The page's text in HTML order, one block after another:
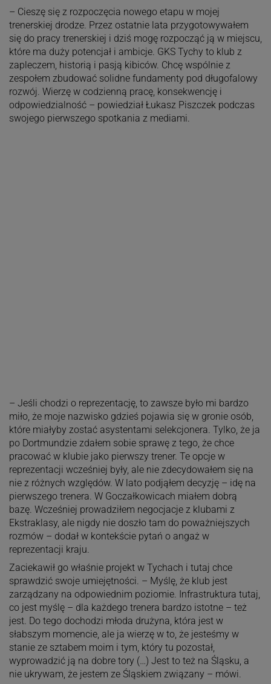
– Cieszę się z rozpoczęcia nowego etapu w mojej
trenerskiej drodze. Przez ostatnie lata przygotowywałem
się do pracy trenerskiej i dziś mogę rozpocząć ją w miejscu,
które ma duży potencjał i ambicje. GKS Tychy to klub z
zapleczem, historią i pasją kibiców. Chcę wspólnie z
zespołem zbudować solidne fundamenty pod długofalowy
rozwój. Wierzę w codzienną pracę, konsekwencję i
odpowiedzialność – powiedział Łukasz Piszczek podczas
swojego pierwszego spotkania z mediami.
– Jeśli chodzi o reprezentację, to zawsze było mi bardzo
miło, że moje nazwisko gdzieś pojawia się w gronie osób,
które miałyby zostać asystentami selekcjonera. Tylko, że ja
po Dortmundzie zdałem sobie sprawę z tego, że chce
pracować w klubie jako pierwszy trener. Te opcje w
reprezentacji wcześniej były, ale nie zdecydowałem się na
nie z różnych względów. W lato podjąłem decyzję – idę na
pierwszego trenera. W Goczałkowicach miałem dobrą
bazę. Wcześniej prowadziłem negocjacje z klubami z
Ekstraklasy, ale nigdy nie doszło tam do poważniejszych
rozmów – dodał w kontekście pytań o angaż w
reprezentacji kraju.
Zaciekawił go właśnie projekt w Tychach i tutaj chce
sprawdzić swoje umiejętności. – Myślę, że klub jest
zarządzany na odpowiednim poziomie. Infrastruktura tutaj,
co jest myślę – dla każdego trenera bardzo istotne – też
jest. Do tego dochodzi młoda drużyna, która jest w
słabszym momencie, ale ja wierzę w to, że jesteśmy w
stanie ze sztabem moim i tym, który tu pozostał,
wyprowadzić ją na dobre tory (…) Jest to też na Śląsku, a
nie ukrywam, że jestem ze Śląskiem związany – mówi.